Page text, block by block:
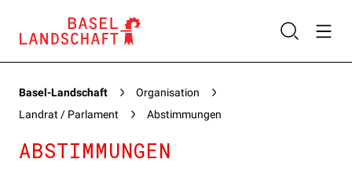
Basel-Landschaft
Organisation
Landrat / Parlament
Abstimmungen
ABSTIMMUNGEN